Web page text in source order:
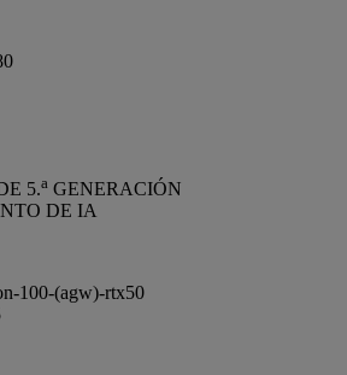
5.a GENERACIÓN
DE IA